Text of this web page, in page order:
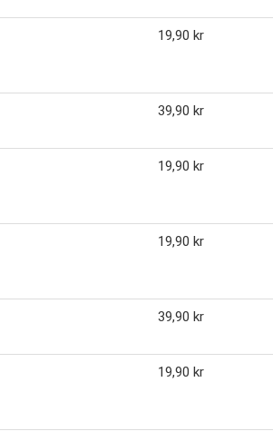
19,90 kr
39,90 kr
19,90 kr
19,90 kr
39,90 kr
19,90 kr